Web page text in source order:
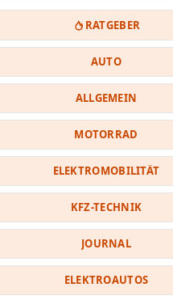
RATGEBER
AUTO
ALLGEMEIN
MOTORRAD
ELEKTROMOBILITÄT
KFZ-TECHNIK
JOURNAL
ELEKTROAUTOS